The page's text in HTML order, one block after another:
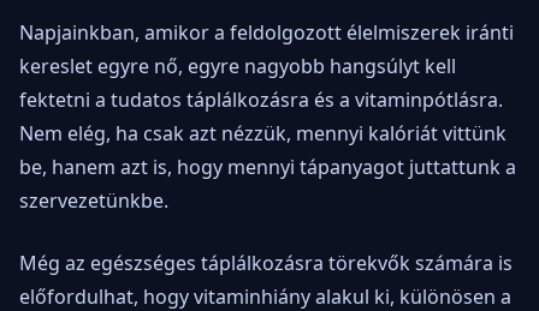
Napjainkban, amikor a feldolgozott élelmiszerek iránti
kereslet egyre nő, egyre nagyobb hangsúlyt kell
fektetni a tudatos táplálkozásra és a vitaminpótlásra.
Nem elég, ha csak azt nézzük, mennyi kalóriát vittünk
be, hanem azt is, hogy mennyi tápanyagot juttattunk a
szervezetünkbe.
Még az egészséges táplálkozásra törekvők számára is
előfordulhat, hogy vitaminhiány alakul ki, különösen a